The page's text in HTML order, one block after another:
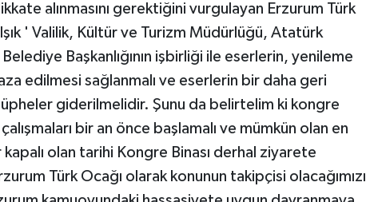
alınmasını gerektiğini vurgulayan Erzurum Türk
' Valilik, Kültür ve Turizm Müdürlüğü, Atatürk
Başkanlığının işbirliği ile eserlerin, yenileme
edilmesi sağlanmalı ve eserlerin bir daha geri
giderilmelidir. Şunu da belirtelim ki kongre
bir an önce başlamalı ve mümkün olan en
olan tarihi Kongre Binası derhal ziyarete
Türk Ocağı olarak konunun takipçisi olacağımızı